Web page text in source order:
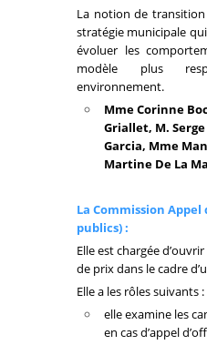
La notion de
stratégie municipale
évoluer les
modèle plus
environnement.
Mme Corinne
Griallet, M.
Garcia, Mme
Martine De La
La Commission
publics):
Elle est chargée
de prix dans le cadre
Elle a les rôles suivants :
elle examine les
en cas d’appel